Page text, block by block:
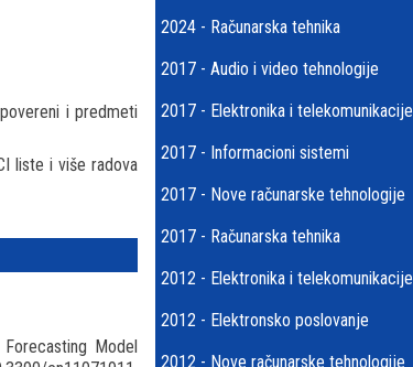
i predmeti
liste i više radova
Model
2024 - Računarska tehnika
2017 - Audio i video tehnologije
2017 - Elektronika i telekomunikacije
2017 - Informacioni sistemi
2017 - Nove računarske tehnologije
2017 - Računarska tehnika
2012 - Elektronika i telekomunikacije
2012 - Elektronsko poslovanje
2012 - Nove računarske tehnologije